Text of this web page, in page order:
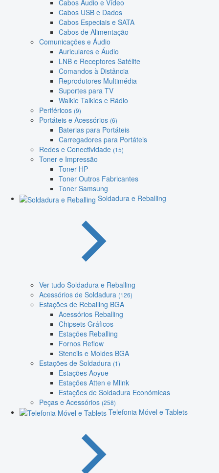
Cabos Áudio e Vídeo
Cabos USB e Dados
Cabos Especiais e SATA
Cabos de Alimentação
Comunicações e Áudio
Auriculares e Áudio
LNB e Receptores Satélite
Comandos à Distância
Reprodutores Multimédia
Suportes para TV
Walkie Talkies e Rádio
Periféricos (9)
Portáteis e Acessórios (6)
Baterias para Portáteis
Carregadores para Portáteis
Redes e Conectividade (15)
Toner e Impressão
Toner HP
Toner Outros Fabricantes
Toner Samsung
Soldadura e Reballing
Ver tudo Soldadura e Reballing
Acessórios de Soldadura (126)
Estações de Reballing BGA
Acessórios Reballing
Chipsets Gráficos
Estações Reballing
Fornos Reflow
Stencils e Moldes BGA
Estações de Soldadura (1)
Estações Aoyue
Estações Atten e Mlink
Estações de Soldadura Económicas
Peças e Acessórios (258)
Telefonia Móvel e Tablets